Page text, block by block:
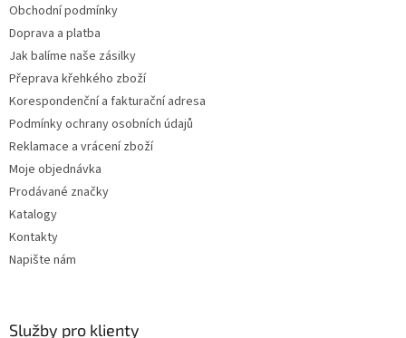
Obchodní podmínky
Doprava a platba
Jak balíme naše zásilky
Přeprava křehkého zboží
Korespondenční a fakturační adresa
Podmínky ochrany osobních údajů
Reklamace a vrácení zboží
Moje objednávka
Prodávané značky
Katalogy
Kontakty
Napište nám
Služby pro klienty